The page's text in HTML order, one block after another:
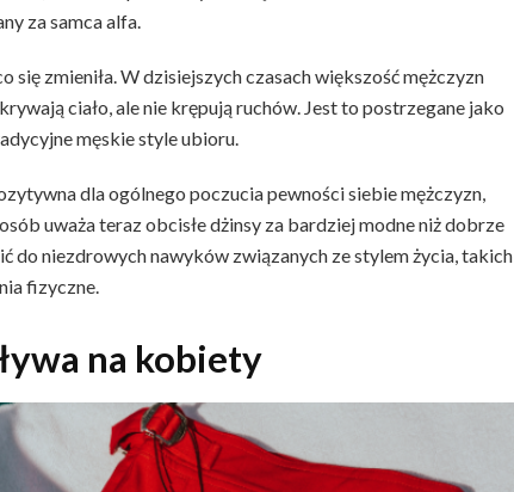
za samca alfa.
się zmieniła. W dzisiejszych czasach większość mężczyzn
ciało, ale nie krępują ruchów. Jest to postrzegane jako
męskie style ubioru.
dla ogólnego poczucia pewności siebie mężczyzn,
uważa teraz obcisłe dżinsy za bardziej modne niż dobrze
do niezdrowych nawyków związanych ze stylem życia, takich
fizyczne.
na kobiety